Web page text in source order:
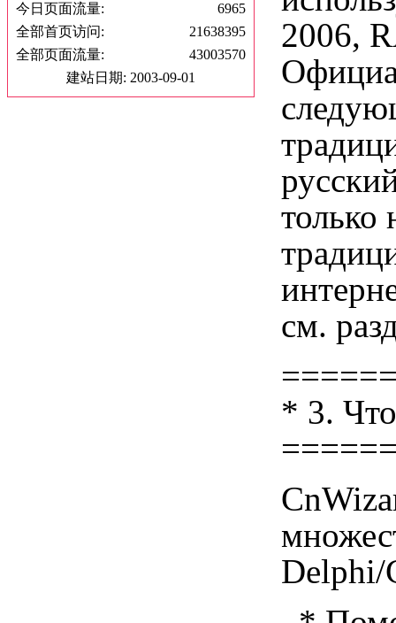
今日页面流量:
6965
全部首页访问:
21638395
全部页面流量:
43003570
建站日期: 2003-09-01
2006,
только
см.
* 3.
Delphi/